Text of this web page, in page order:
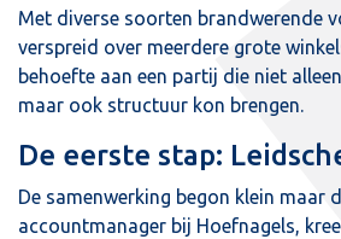
Met diverse soorten brandwerende
verspreid over meerdere grote
behoefte aan een partij die niet
maar ook structuur kon brengen.
De eerste stap:
De samenwerking begon klein maar
accountmanager bij Hoefnagels,